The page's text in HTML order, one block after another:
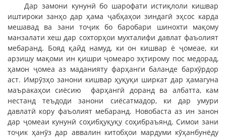
Дар замони кунунӣ бо шарофати истиқлоли кишвар
иштироки занҳо дар ҳама ҷабҳаҳои зиндагӣ эҳсос карда
мешавад ва зани тоҷик бо баробари шинохти мақому
манзалати хеш дар сохторҳои мухталифи давлат фаъолият
мебаранд. Бояд қайд намуд, ки он кишвар ё ҷомеае, ки
арзишу мақоми ин қишри ҷомеаро эҳтирому пос медорад,
ҳамон ҷомеа аз маданияту фарҳанги баланде бархӯрдор
аст. Имрӯзҳо занони кишвар ҳуқуқи ширкат дар ҳамагуна
маъракаҳои сиёсию фарҳангӣ доранд ва албатта, кам
нестанд теъдоди занони сиёсатмадор, ки дар умури
давлатӣ кору фаъолият мебаранд. Новобаста аз ин занон
дар ҷомеаи кунунӣ соҳибҳуқуқу соҳибраъянд. Симои зани
тоҷик ҳанӯз дар аввалин китобҳои мардуми кӯҳанбунёду